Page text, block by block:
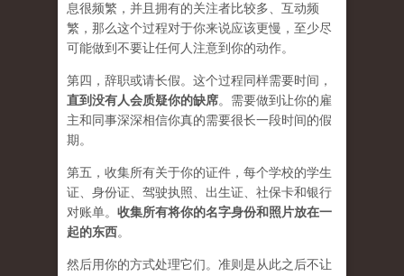
息很频繁，并且拥有的关注者比较多、互动频
繁，那么这个过程对于你来说应该更慢，至少尽
可能做到不要让任何人注意到你的动作。
第四，辞职或请长假。这个过程同样需要时间，
直到没有人会质疑你的缺席。需要做到让你的雇
主和同事深深相信你真的需要很长一段时间的假
期。
第五，收集所有关于你的证件，每个学校的学生
证、身份证、驾驶执照、出生证、社保卡和银行
对账单。 收集所有将你的名字身份和照片放在一
起的东西。
然后用你的方式处理它们。准则是从此之后不让